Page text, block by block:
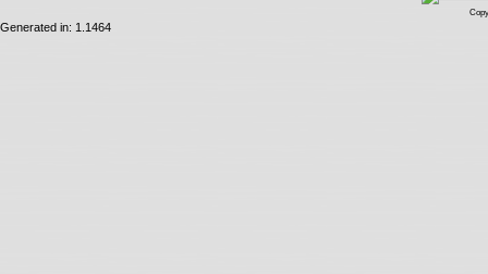
Generated in: 1.1464